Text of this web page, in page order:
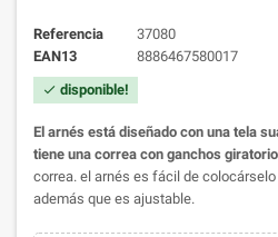
Referencia
37080
EAN13
8886467580017
check disponible!
El arnés está diseñado con una tela
tiene una correa con ganchos
correa. el arnés es fácil de
además que es ajustable.